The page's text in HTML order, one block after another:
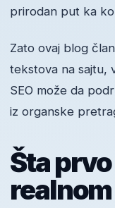
prirodan put ka
Zato ovaj blog
tekstova na sajtu,
SEO može da
iz organske
Šta